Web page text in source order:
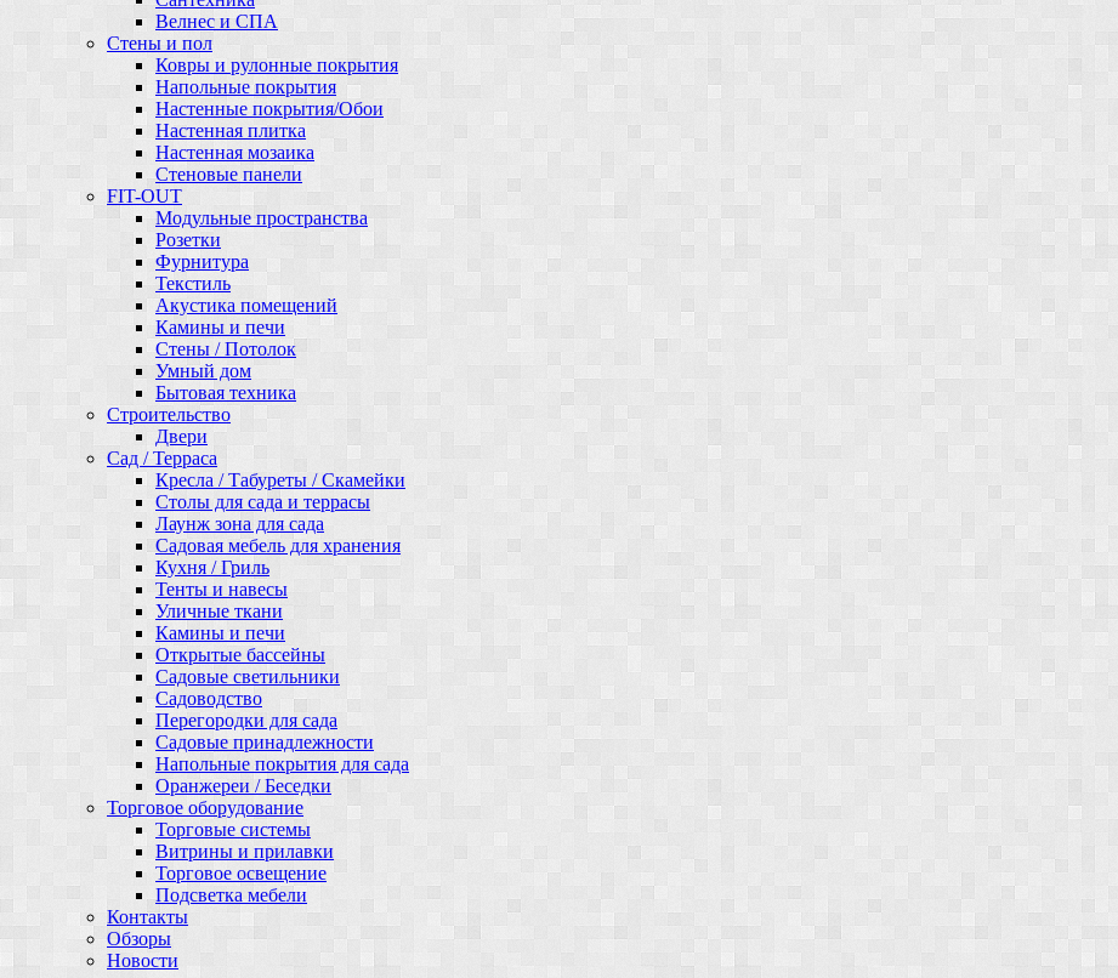
Велнес и СПА
Стены и пол
Ковры и рулонные покрытия
Напольные покрытия
Настенные покрытия/Обои
Настенная плитка
Настенная мозаика
Стеновые панели
FIT-OUT
Модульные пространства
Розетки
Фурнитура
Текстиль
Акустика помещений
Камины и печи
Стены / Потолок
Умный дом
Бытовая техника
Строительство
Двери
Сад / Терраса
Кресла / Табуреты / Скамейки
Столы для сада и террасы
Лаунж зона для сада
Садовая мебель для хранения
Кухня / Гриль
Тенты и навесы
Уличные ткани
Камины и печи
Открытые бассейны
Садовые светильники
Садоводство
Перегородки для сада
Садовые принадлежности
Напольные покрытия для сада
Оранжереи / Беседки
Торговое оборудование
Торговые системы
Витрины и прилавки
Торговое освещение
Подсветка мебели
Контакты
Обзоры
Новости